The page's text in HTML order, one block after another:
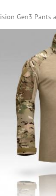
Gen3 Pants